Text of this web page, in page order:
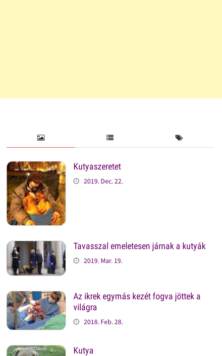
Kutyaszeretet
2019. Dec. 22.
Tavasszal emeletesen járnak a kutyák
2019. Mar. 19.
Az ikrek egymás kezét fogva jöttek a
világra
2018. Feb. 28.
Kutya